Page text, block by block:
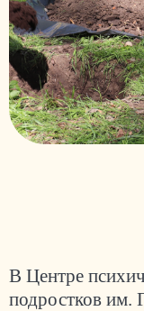
В Центре
подростков им.